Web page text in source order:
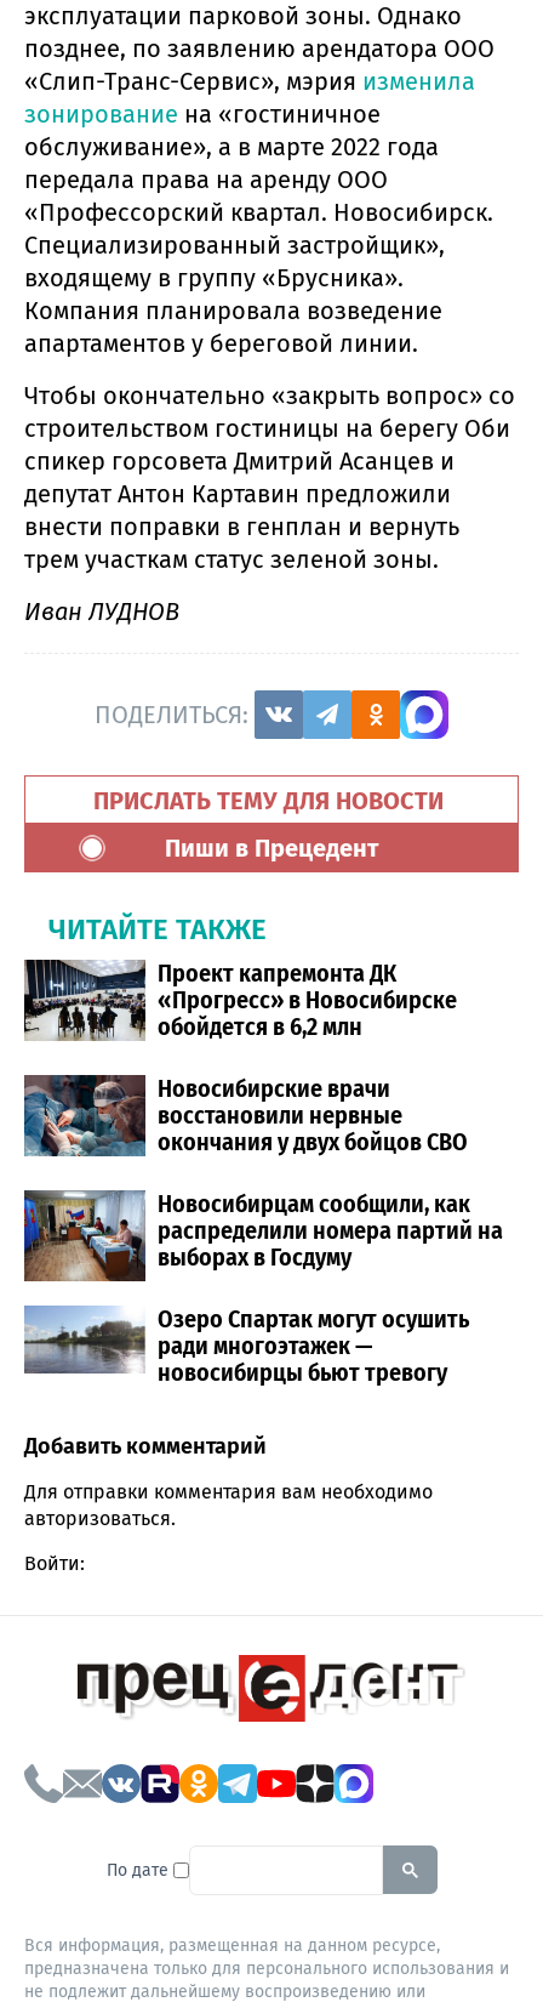
эксплуатации парковой зоны. Однако
позднее, по заявлению арендатора ООО
«Слип-Транс-Сервис», мэрия изменила
зонирование на «гостиничное
обслуживание», а в марте 2022 года
передала права на аренду ООО
«Профессорский квартал. Новосибирск.
Специализированный застройщик»,
входящему в группу «Брусника».
Компания планировала возведение
апартаментов у береговой линии.
Чтобы окончательно «закрыть вопрос» со
строительством гостиницы на берегу Оби
спикер горсовета Дмитрий Асанцев и
депутат Антон Картавин предложили
внести поправки в генплан и вернуть
трем участкам статус зеленой зоны.
Иван ЛУДНОВ
ПОДЕЛИТЬСЯ:
ПРИСЛАТЬ ТЕМУ ДЛЯ НОВОСТИ
Пиши в Прецедент
ЧИТАЙТЕ ТАКЖЕ
Проект капремонта ДК
«Прогресс» в Новосибирске
обойдется в 6,2 млн
Новосибирские врачи
восстановили нервные
окончания у двух бойцов СВО
Новосибирцам сообщили, как
распределили номера партий на
выборах в Госдуму
Озеро Спартак могут осушить
ради многоэтажек —
новосибирцы бьют тревогу
Comment section
Добавить комментарий
Для отправки комментария вам необходимо
авторизоваться.
Войти:
По дате To search this site, enter a
Вся информация, размещенная на данном ресурсе,
предназначена только для персонального использования и
не подлежит дальнейшему воспроизведению или